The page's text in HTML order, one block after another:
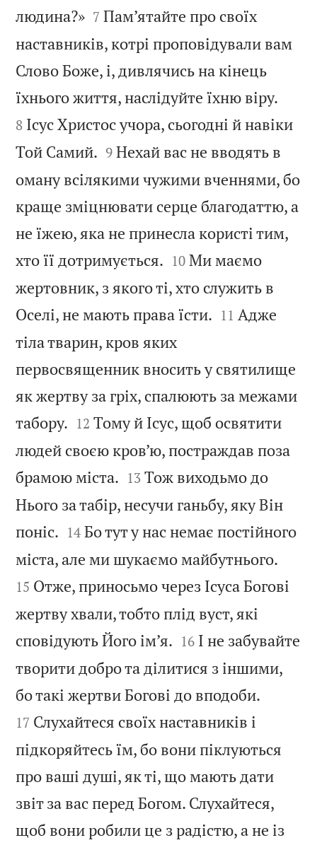
людина?»
7 Пам’ятайте про своїх
наставників, котрі проповідували вам
Слово Боже, і, дивлячись на кінець
їхнього життя, наслідуйте їхню віру.
8 Ісус Христос учора, сьогодні й навіки
Той Самий. 

9 Нехай вас не вводять в
оману всілякими чужими вченнями, бо
краще зміцнювати серце благодаттю, а
не їжею, яка не принесла користі тим,
хто її дотримується. 

10 Ми маємо
жертовник, з якого ті, хто служить в
Оселі, не мають права їсти. 

11 Адже
тіла тварин, кров яких
первосвященник вносить у святилище
як жертву за гріх, спалюють за межами
табору. 

12 Тому й Ісус, щоб освятити
людей своєю кров’ю, постраждав поза
брамою міста. 

13 Тож виходьмо до
Нього за табір, несучи ганьбу, яку Він
поніс. 

14 Бо тут у нас немає постійного
міста, але ми шукаємо майбутнього.
15 Отже, приносьмо через Ісуса Богові
жертву хвали, тобто плід вуст, які
сповідують Його ім’я. 

16 І не забувайте
творити добро та ділитися з іншими,
бо такі жертви Богові до вподоби.
17 Слухайтеся своїх наставників і
підкоряйтесь їм, бо вони піклуються
про ваші душі, як ті, що мають дати
звіт за вас перед Богом. Слухайтеся,
щоб вони робили це з радістю, а не із